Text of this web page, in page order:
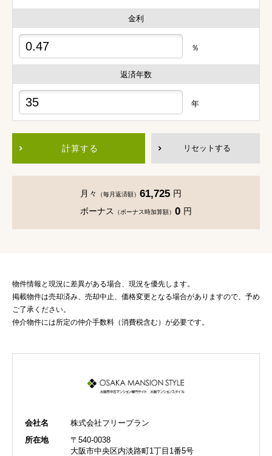
金利
％
返済年数
年
計算する リセットする
月々 （毎月返済額） 61,725 円
ボーナス
（ボーナス時加算額） 0 円
物件情報と現況に差異がある場合、現況を優先します。
掲載物件は売却済み、売却中止、価格変更となる場合がありますので、予め
ご了承ください。
仲介物件には所定の仲介手数料（消費税含む）が必要です。
会社名
株式会社フリープラン
所在地
〒540-0038
大阪市中央区内淡路町1丁目1番5号